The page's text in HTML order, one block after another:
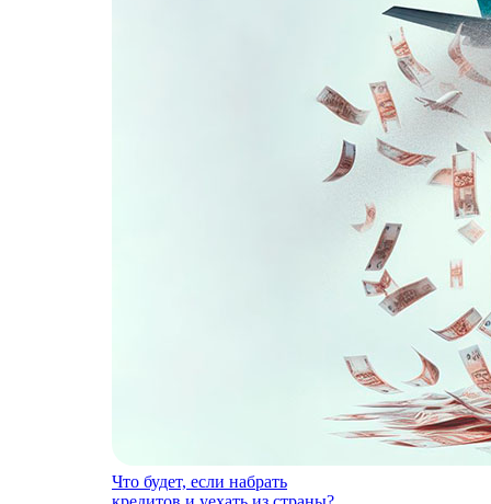
Что будет, если набрать